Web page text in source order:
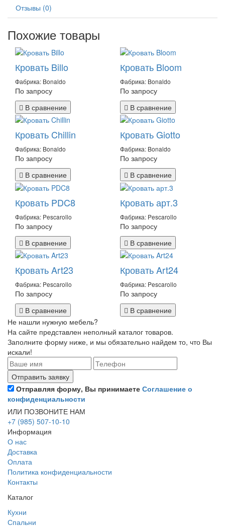
Отзывы (0)
Похожие товары
Кровать Billo
Фабрика: Bonaldo
По запросу
В сравнение
Кровать Bloom
Фабрика: Bonaldo
По запросу
В сравнение
Кровать Chillin
Фабрика: Bonaldo
По запросу
В сравнение
Кровать Giotto
Фабрика: Bonaldo
По запросу
В сравнение
Кровать PDC8
Фабрика: Pescarollo
По запросу
В сравнение
Кровать арт.3
Фабрика: Pescarollo
По запросу
В сравнение
Кровать Art23
Фабрика: Pescarollo
По запросу
В сравнение
Кровать Art24
Фабрика: Pescarollo
По запросу
В сравнение
Не нашли нужную мебель?
На сайте представлен неполный каталог товаров.
Заполните форму ниже, и мы обязательно найдем то, что Вы
искали!
Отправляя форму, Вы принимаете Соглашение о
конфиденциальности
ИЛИ ПОЗВОНИТЕ НАМ
+7 (985) 507-10-10
Информация
О нас
Доставка
Оплата
Политика конфиденциальности
Контакты
Каталог
Кухни
Спальни